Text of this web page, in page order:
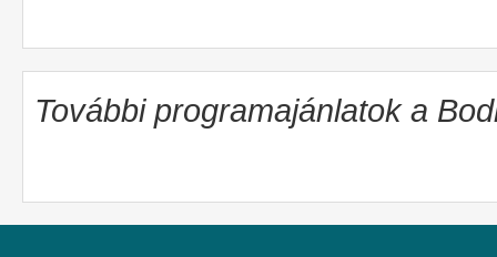
További programajánlatok a